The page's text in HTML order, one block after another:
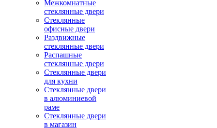
Межкомнатные
стеклянные двери
Стеклянные
офисные двери
Раздвижные
стеклянные двери
Распашные
стеклянные двери
Стеклянные двери
для кухни
Стеклянные двери
в алюминиевой
раме
Стеклянные двери
в магазин